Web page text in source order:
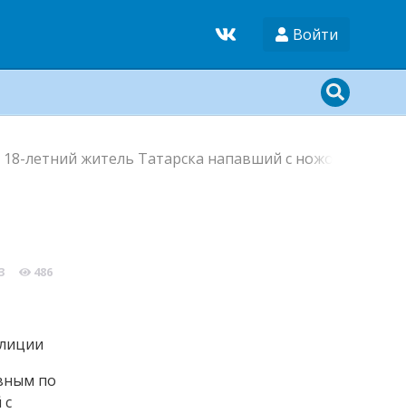
Войти
летний житель Татарска напавший с ножом на
486
по
с